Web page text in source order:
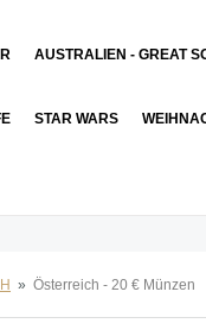
AUSTRALIEN - GREAT
STAR WARS
» Österreich - 20 € Münzen